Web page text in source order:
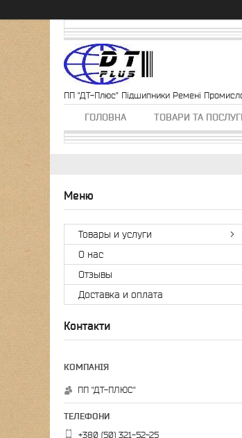
ПП "ДТ-Плюс" Підшипники Ремені
ГОЛОВНА ТОВАРИ ТА
Товары и услуги
О нас
Отзывы
Доставка и оплата
Контакти
ПП "ДТ-ПЛЮС"
+380 (50) 321-52-25